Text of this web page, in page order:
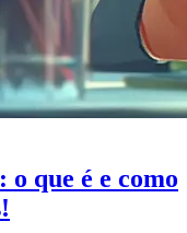
que é e como